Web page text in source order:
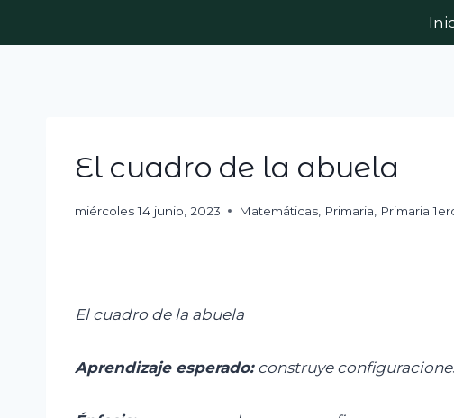
El cuadro de la abuela
miércoles 14 junio, 2023 Matemáticas Primaria Primaria
El cuadro de la abuela
Aprendizaje esperado: construye